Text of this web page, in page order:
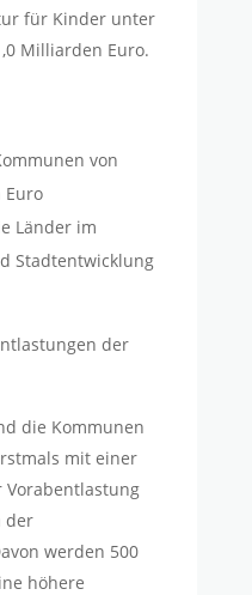
für Kinder unter
Milliarden Euro.
von
Länder im
Stadtentwicklung
der
die Kommunen
mit einer
Vorabentlastung
der
werden 500
höhere